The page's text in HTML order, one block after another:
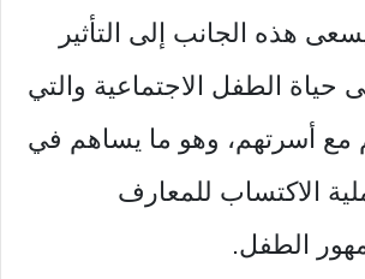
هذه الجانب إلى التأثير
حياة الطفل الاجتماعية والتي
مع أسرتهم، وهو ما يساهم في
الاكتساب للمعارف
الطفل.